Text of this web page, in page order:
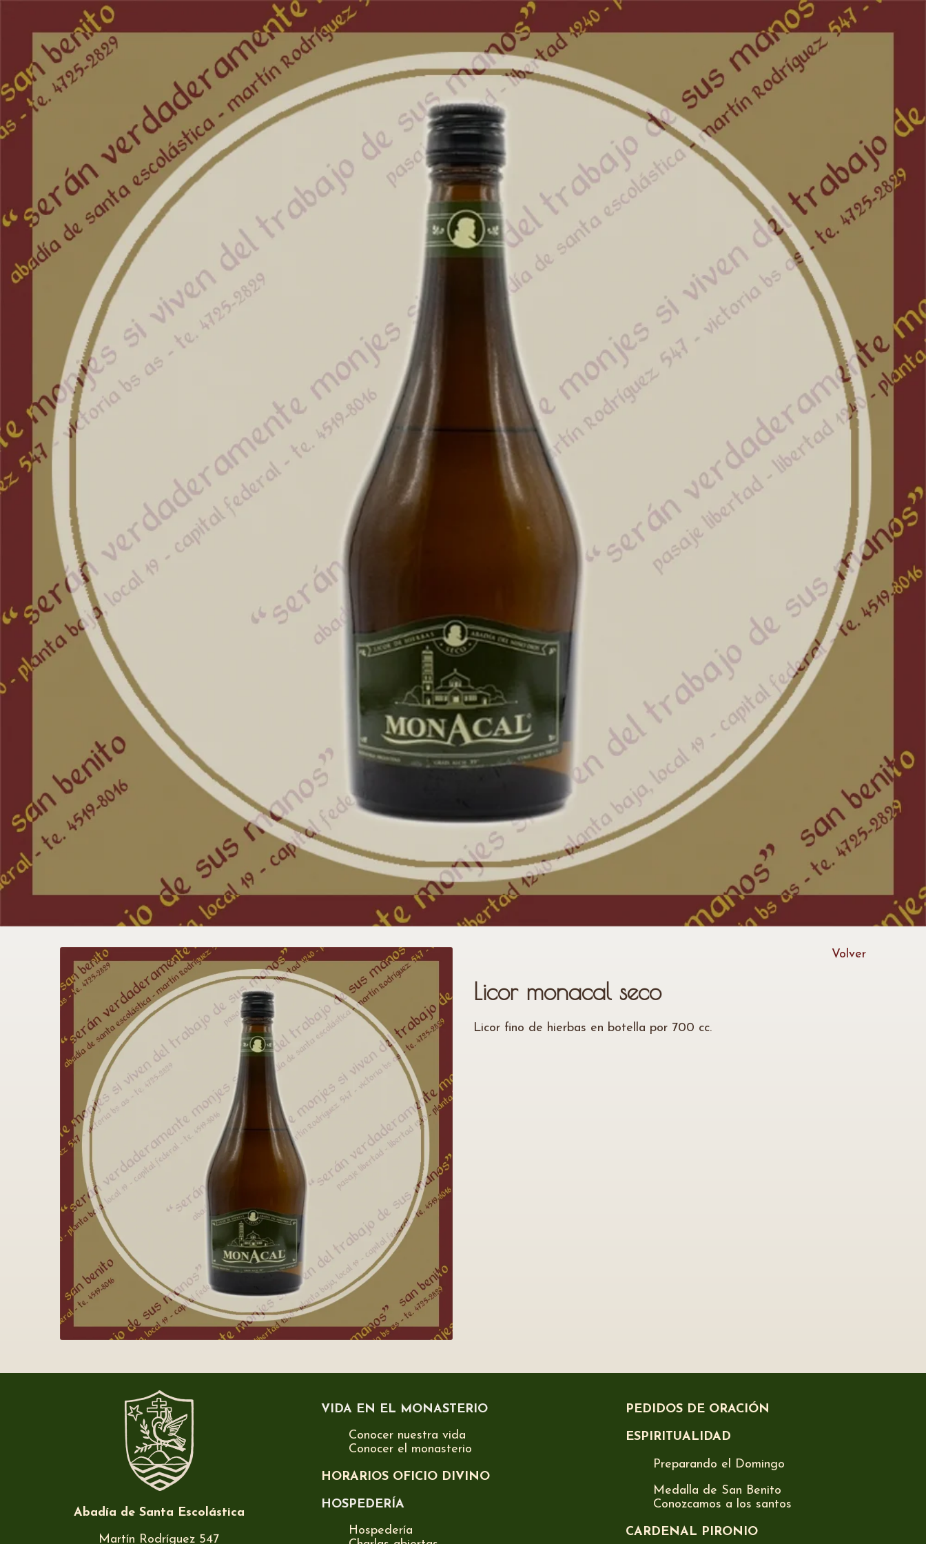
Volver
Licor monacal seco
Licor fino de hierbas en botella por 700 cc.
Abadía de Santa Escolástica
Martín Rodríguez 547
VIDA EN EL MONASTERIO
Conocer nuestra vida
Conocer el monasterio
HORARIOS OFICIO DIVINO
HOSPEDERÍA
Hospedería
PEDIDOS DE ORACIÓN
ESPIRITUALIDAD
Preparando el Domingo
Medalla de San Benito
Conozcamos a los santos
CARDENAL PIRONIO